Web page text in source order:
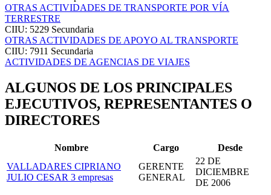
OTRAS ACTIVIDADES DE TRANSPORTE POR VÍA
TERRESTRE
CIIU: 5229 Secundaria
OTRAS ACTIVIDADES DE APOYO AL TRANSPORTE
CIIU: 7911 Secundaria
ACTIVIDADES DE AGENCIAS DE VIAJES
ALGUNOS DE LOS PRINCIPALES
EJECUTIVOS, REPRESENTANTES O
DIRECTORES
Nombre Cargo
Desde
VALLADARES CIPRIANO
JULIO CESAR 3 empresas
GERENTE
GENERAL
22 DE
DICIEMBRE
DE 2006